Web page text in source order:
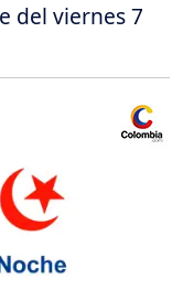
del viernes 7